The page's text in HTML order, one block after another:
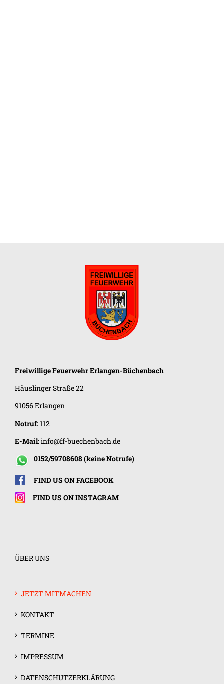
Freiwillige FeuerwehrErlangen-Büchenbach
Häuslinger Straße 22
91056 Erlangen
Notruf:112
E-Mail:info@ff-buechenbach.de
0152/59708608 (keine Notrufe)
FIND US ON FACEBOOK
FIND US ON INSTAGRAM
ÜBER UNS
JETZT MITMACHEN
KONTAKT
TERMINE
IMPRESSUM
DATENSCHUTZERKLÄRUNG